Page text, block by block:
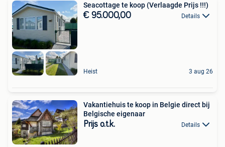
Seacottage te koop (Verlaagde Prijs !!!)
€ 95.000,00 Details
Heist 3 aug 26
Vakantiehuis te koop in Belgie direct bij
Belgische eigenaar
Prijs o.t.k. Details